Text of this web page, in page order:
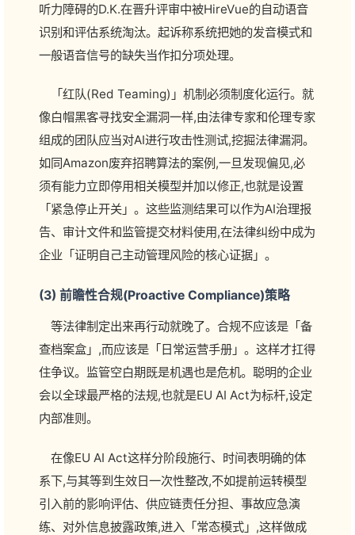
听力障碍的D.K.在晋升评审中被HireVue的自动语音
识别和评估系统淘汰。起诉称系统把她的发音模式和
一般语音信号的缺失当作扣分项处理。
「红队(Red Teaming)」机制必须制度化运行。就
像白帽黑客寻找安全漏洞一样,由法律专家和伦理专家
组成的团队应当对AI进行攻击性测试,挖掘法律漏洞。
如同Amazon废弃招聘算法的案例,一旦发现偏见,必
须有能力立即停用相关模型并加以修正,也就是设置
「紧急停止开关」。这些监测结果可以作为AI治理报
告、审计文件和监管提交材料使用,在法律纠纷中成为
企业「证明自己主动管理风险的核心证据」。
(3) 前瞻性合规(Proactive Compliance)策略
等法律制定出来再行动就晚了。合规不应该是「备
查档案盒」,而应该是「日常运营手册」。这样才扛得
住争议。监管空白期既是机遇也是危机。聪明的企业
会以全球最严格的法规,也就是EU AI Act为标杆,设定
内部准则。
在像EU AI Act这样分阶段施行、时间表明确的体
系下,与其等到生效日一次性整改,不如提前运转模型
引入前的影响评估、供应链责任分担、事故应急演
练、对外信息披露政策,进入「常态模式」,这样做成